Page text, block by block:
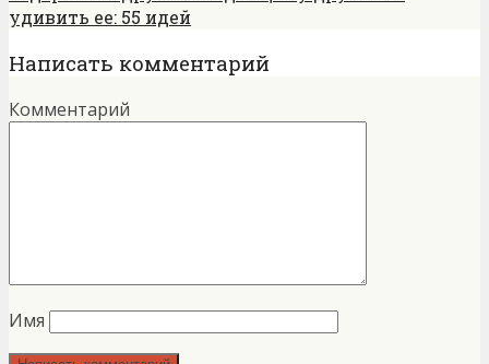
удивить ее: 55 идей
Написать комментарий
Комментарий
Имя